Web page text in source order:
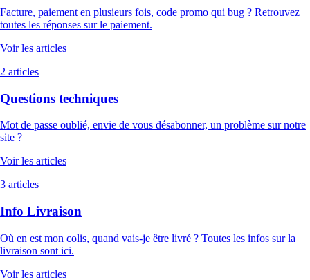
Facture, paiement en plusieurs fois, code promo qui bug ? Retrouvez
toutes les réponses sur le paiement.
Voir les articles
2 articles
Questions techniques
Mot de passe oublié, envie de vous désabonner, un problème sur notre
site ?
Voir les articles
3 articles
Info Livraison
Où en est mon colis, quand vais-je être livré ? Toutes les infos sur la
livraison sont ici.
Voir les articles